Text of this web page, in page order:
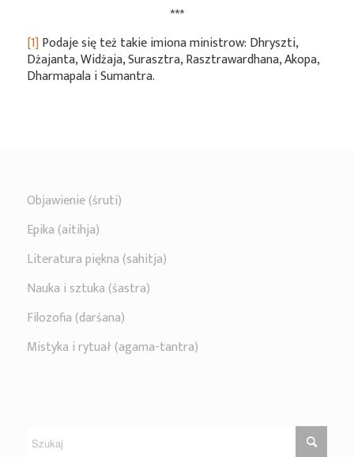
***
[1]Podaje się też takie imiona ministrow: Dhryszti,
Dżajanta, Widżaja, Surasztra, Rasztrawardhana, Akopa,
Dharmapala i Sumantra.
Objawienie (śruti)
Epika (aitihja)
Literatura piękna (sahitja)
Nauka i sztuka (śastra)
Filozofia (darśana)
Mistyka i rytuał (agama-tantra)